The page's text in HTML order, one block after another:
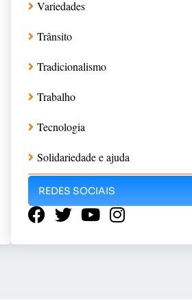
Variedades
Trânsito
Tradicionalismo
Trabalho
Tecnologia
Solidariedade e ajuda
REDES SOCIAIS